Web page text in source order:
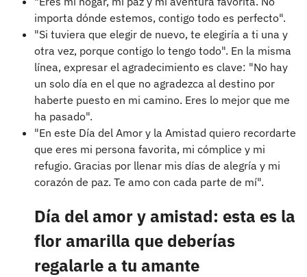
importa dónde estemos, contigo todo es perfecto".
"Si tuviera que elegir de nuevo, te elegiría a ti una y
otra vez, porque contigo lo tengo todo". En la misma
línea, expresar el agradecimiento es clave: "No hay
un solo día en el que no agradezca al destino por
haberte puesto en mi camino. Eres lo mejor que me
ha pasado".
"En este Día del Amor y la Amistad quiero recordarte
que eres mi persona favorita, mi cómplice y mi
refugio. Gracias por llenar mis días de alegría y mi
corazón de paz. Te amo con cada parte de mí".
Día del amor y amistad: esta es la
flor amarilla que deberías
regalarle a tu amante